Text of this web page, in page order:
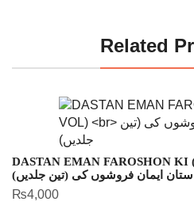
Related
DASTAN EMAN FAROSHON KI
ایمان فروشوں کی (تین جلدیں)
₨4,000